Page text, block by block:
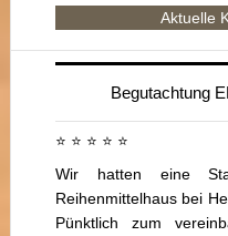
Aktuelle
Begutachtung
⭐ ⭐ ⭐ ⭐ ⭐
Wir hatten eine
Reihenmittelhaus bei
Pünktlich zum